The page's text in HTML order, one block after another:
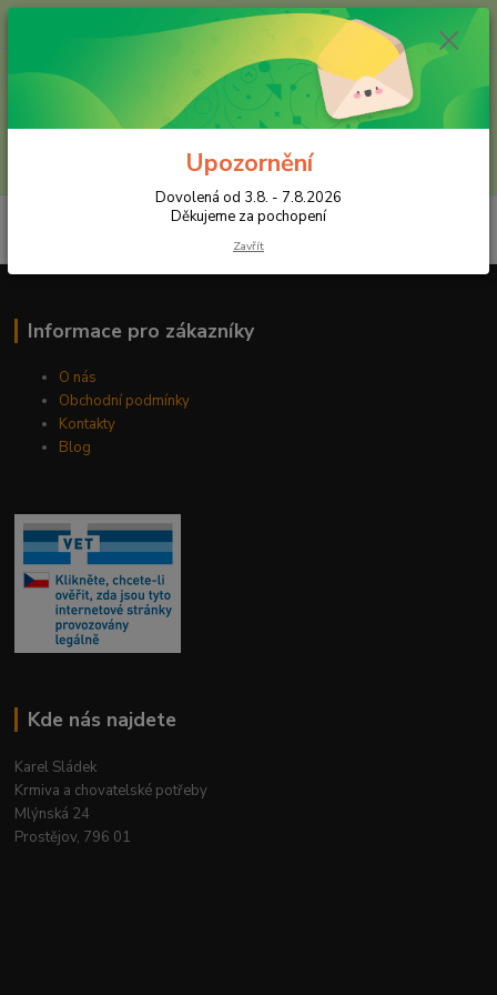
(Po-Pá, 8:30-16 hod.)
Informace pro zákazníky
O nás
Obchodní podmínky
Kontakty
Blog
Kde nás najdete
Karel Sládek
Krmiva a chovatelské potřeby
Mlýnská 24
Prostějov, 796 01
Upozornění
Dovolená od 3.8. - 7.8.2026
Děkujeme za pochopení
Zavřít